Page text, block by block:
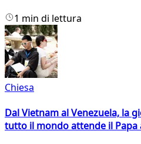
1 min di lettura
Chiesa
Dal Vietnam al Venezuela, la
tutto il mondo attende il Papa